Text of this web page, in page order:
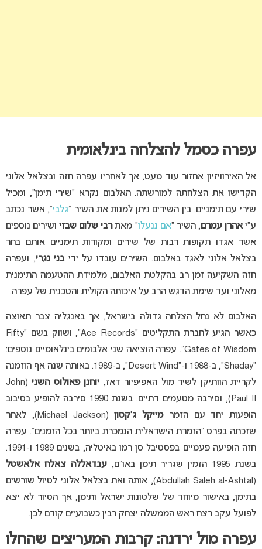
עפרה כסמל להצלחה בינלאומית
אל האירוויזיון אחזור עוד מעט, אך לאחריו עפרה חזה ובצלאל אלוני
הקדישו את הצלחתה למורשתה. האלבום נקרא “שירי תימן”, ומכיל
שירי עם תימניים. בין השירים ניתן למנות את השיר “גלבי“, אשר נכתב
ע”יאהרן עמרם, השיר “אם ננעלו” מאתרבי שלום שבזיושירים נוספים
אשר אגדו תקופות רבות של שירים ומקורות תימניים אותם בחר
בצלאל אלוני לאגד באלבום. השירים עובדו על ידי בני נגרי, ועפרה
חזה השקיעה זמן רב בהקלטת האלבום, מלמידת ההטעמה התימנית
מאלוני ועד שימת הדגש הרב על איכותה הקולית והטכנית של עפרה.
האלבום לא נחל הצלחה גדולה בישראל, אך באנגליה צבר תאוצה
כאשר הגיע לחברת התקליטים “Ace Records”, ושווק בשם “Fifty
Gates of Wisdom”. עפרה הוציאה שני אלבומים בינלאומיים נוספים:
“Shaday”, ב-1988 ו-“Desert Wind”, ב-1989. באותה שנה אף הוזמנה
לקריית הוותיקן לשיר מול האפיפיור דאז, יוחנן פאולוס השני
(John
Paul II), וסירבה מטעמים דתיים. בשנת 1990 סירבה להופיע בסיבוב
הופעות יחד עם הזמרמייקל ג’קסון
(Michael Jackson), לאחר
שזכתה בפרס “הזמרת הישראלית הנמכרת ביותר בכל הזמנים”. עפרה
חזה הופיעה פעמיים בפסטיבל סן רמו באיטליה, בשנים 1989 ו-1991.
בשנת 1995 הזמין שגריר תימן באו”ם,
עבדאללה צאלח אלאשטל
(Abdullah Saleh al-Ashtal), אותה ואת בצלאל אלוני לטיול שורשים
בתימן, באישור מיוחד של שלטונות ישראל ותימן, אך הסיור לא יצא
לפועל עקב רצח ראש הממשלה יצחק רבין כשבועיים קודם לכן.
עפרה מול ירדנה: קרבות המעריצים שהחלו